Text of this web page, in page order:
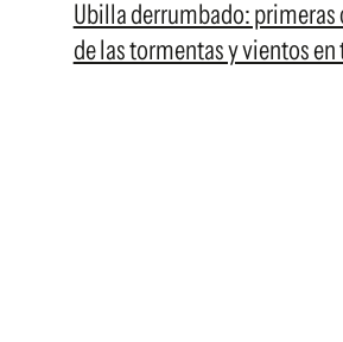
Ubilla derrumbado: primeras
de las tormentas y vientos en